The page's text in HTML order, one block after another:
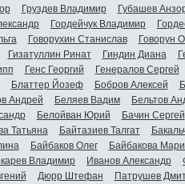
Груздев Владимир Губашев
Гордейчук Владимир
Говорухин Станислав Говорун
Гизатуллин Ринат Гиндин Диана
Генс Георгий Генералов Сергей
Блаттер Йозеф Бобров Алексей
Андрей Беляев Вадим Бельтов
Белойван Юрий Бачин Сергей
Татьяна Байтазиев Талгат
Байбаков Олег Байбакова
Владимир Иванов Александр
Дюрр Штефан Патрушев